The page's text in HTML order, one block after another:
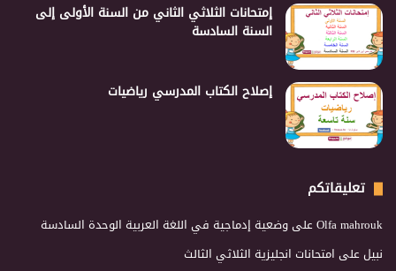
إمتحانات الثلاثي الثاني من السنة الأولى إلى
السنة السادسة
إصلاح الكتاب المدرسي رياضيات
تعليقاتكم
Olfa mahroukعلى وضعية إدماجية في اللغة العربية الوحدة السادسة
نبيلعلى امتحانات انجليزية الثلاثي الثالث